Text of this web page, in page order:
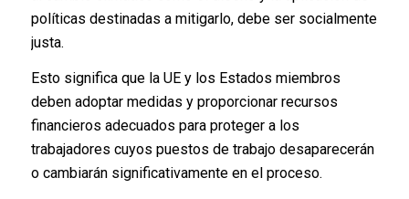
políticas destinadas a mitigarlo, debe ser socialmente
justa.
Esto significa que la UE y los Estados miembros
deben adoptar medidas y proporcionar recursos
financieros adecuados para proteger a los
trabajadores cuyos puestos de trabajo desaparecerán
o cambiarán significativamente en el proceso.